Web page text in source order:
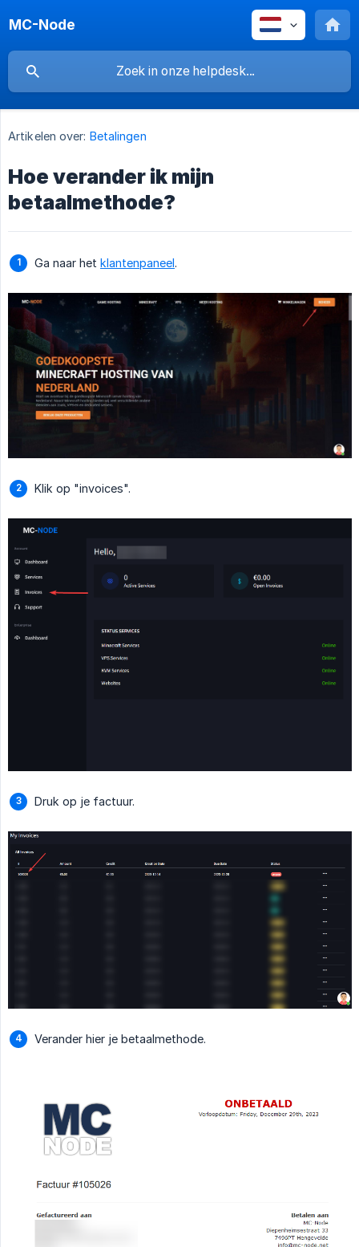
MC-Node
Artikelen over: Betalingen
Hoe verander ik mijn
betaalmethode?
Ga naar het klantenpaneel.
Klik op "invoices".
Druk op je factuur.
Verander hier je betaalmethode.